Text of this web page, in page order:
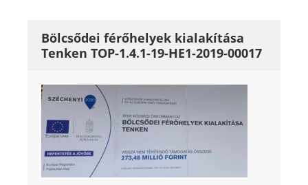
Bölcsődei férőhelyek kialakítása
Tenken TOP-1.4.1-19-HE1-2019-00017